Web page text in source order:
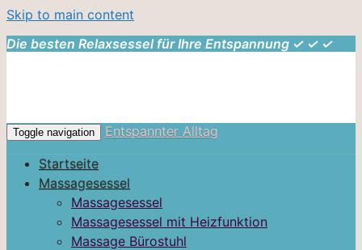
Skip to main content
Die besten Relaxsessel für Ihre Entspannung ✓ ✓ ✓
Toggle navigation
Entspannter Alltag
Startseite
Massagesessel
Massagesessel
Massagesessel mit Heizfunktion
Massage Bürostuhl